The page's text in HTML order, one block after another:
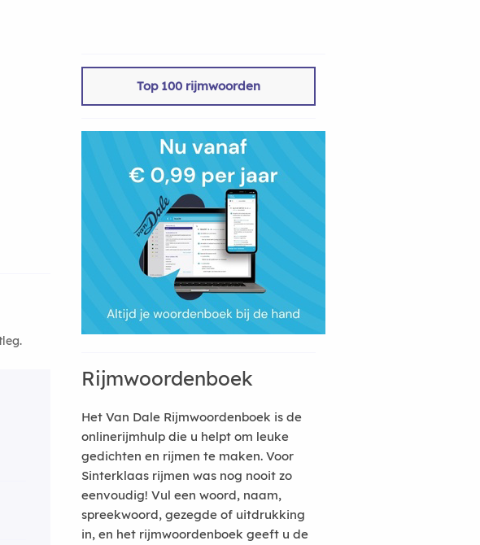
Top 100 rijmwoorden
Rijmwoordenboek
Het Van Dale Rijmwoordenboek is de
onlinerijmhulp die u helpt om leuke
gedichten en rijmen te maken. Voor
Sinterklaas rijmen was nog nooit zo
eenvoudig! Vul een woord, naam,
spreekwoord, gezegde of uitdrukking
in, en het rijmwoordenboek geeft u de